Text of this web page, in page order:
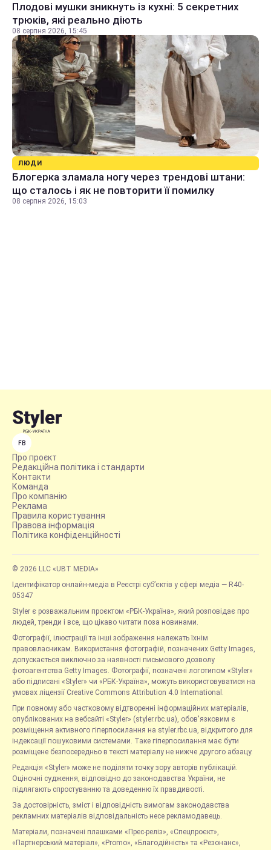
Плодові мушки зникнуть із кухні: 5 секретних
трюків, які реально діють
08 серпня 2026, 15:45
ЛЮДИ
Блогерка зламала ногу через трендові штани:
що сталось і як не повторити її помилку
08 серпня 2026, 15:03
FB
Про проєкт
Редакційна політика і стандарти
Контакти
Команда
Про компанію
Реклама
Правила користування
Правова інформація
Політика конфіденційності
© 2026 LLC «UBT MEDIA»
Ідентифікатор онлайн-медіа в Реєстрі суб’єктів у сфері медіа — R40-
05347
Styler є розважальним проєктом «РБК-Україна», який розповідає про
людей, тренди і все, що цікаво читати поза новинами.
Фотографії, ілюстрації та інші зображення належать їхнім
правовласникам. Використання фотографій, позначених Getty Images,
допускається виключно за наявності письмового дозволу
фотоагентства Getty Images. Фотографії, позначені логотипом «Styler»
або підписані «Styler» чи «РБК-Україна», можуть використовуватися на
умовах ліцензії Creative Commons Attribution 4.0 International.
При повному або частковому відтворенні інформаційних матеріалів,
опублікованих на вебсайті «Styler» (styler.rbc.ua), обов'язковим є
розміщення активного гіперпосилання на styler.rbc.ua, відкритого для
індексації пошуковими системами. Таке гіперпосилання має бути
розміщене безпосередньо в тексті матеріалу не нижче другого абзацу.
Редакція «Styler» може не поділяти точку зору авторів публікацій.
Оціночні судження, відповідно до законодавства України, не
підлягають спростуванню та доведенню їх правдивості.
За достовірність, зміст і відповідність вимогам законодавства
рекламних матеріалів відповідальність несе рекламодавець.
Матеріали, позначені плашками «Прес-реліз», «Спецпроєкт»,
«Партнерський матеріал», «Promo», «Благодійність» та «Резонанс»,